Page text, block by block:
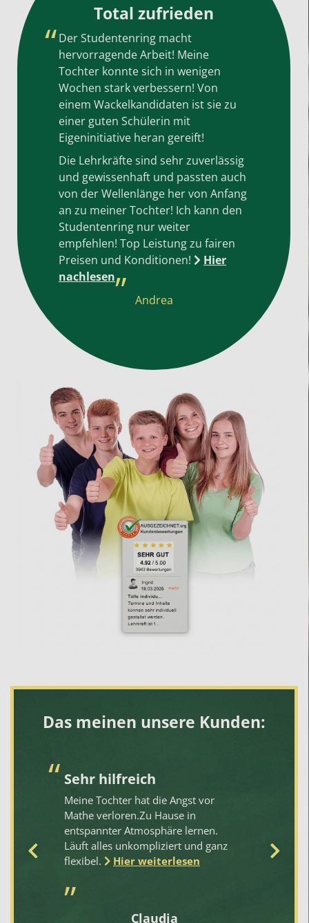
Total zufrieden
Der Studentenring macht
hervorragende Arbeit! Meine
Tochter konnte sich in wenigen
Wochen stark verbessern! Von
einem Wackelkandidaten ist sie zu
einer guten Schülerin mit
Eigeninitiative heran gereift!
Die Lehrkräfte sind sehr zuverlässig
und gewissenhaft und passten auch
von der Wellenlänge her von Anfang
an zu meiner Tochter! Ich kann den
Studentenring nur weiter
empfehlen! Top Leistung zu fairen
Preisen und Konditionen!
Hier
nachlesen
Andrea
Das meinen unsere Kunden:
Sehr hilfreich
Meine Tochter hat die Angst vor
Mathe verloren.Zu Hause in
entspannter Atmosphäre lernen.
Läuft alles unkompliziert und ganz
flexibel.
Hier weiterlesen
Claudia